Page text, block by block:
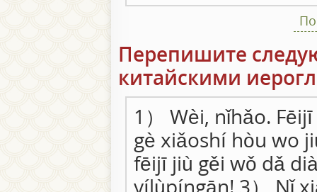
Перепишите
китайскими
1） Wèi, nǐhǎo.
gè xiǎoshí hòu wo
fēijī jiù gěi wǒ dǎ
yílùpíngān! 3） Nǐ